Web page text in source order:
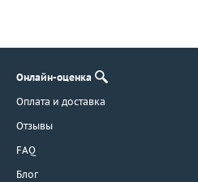
Онлайн-оценка
Оплата и доставка
Отзывы
FAQ
Блог